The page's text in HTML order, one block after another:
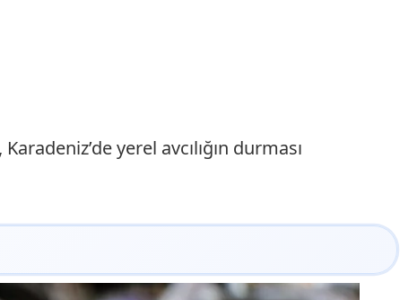
yerel avcılığın durması